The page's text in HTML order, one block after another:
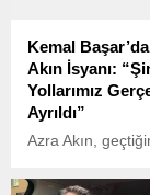
Kemal
Akın İsyanı:
Yollarımız
Ayrıldı”
Azra Akın,
döndüğü “Kaktüs